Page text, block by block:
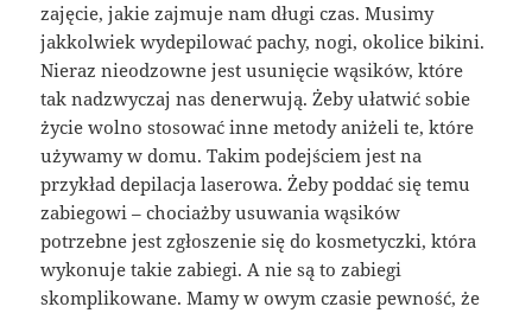
zajęcie, jakie zajmuje nam długi czas. Musimy
jakkolwiek wydepilować pachy, nogi, okolice bikini.
Nieraz nieodzowne jest usunięcie wąsików, które
tak nadzwyczaj nas denerwują. Żeby ułatwić sobie
życie wolno stosować inne metody aniżeli te, które
używamy w domu. Takim podejściem jest na
przykład depilacja laserowa. Żeby poddać się temu
zabiegowi – chociażby usuwania wąsików
potrzebne jest zgłoszenie się do kosmetyczki, która
wykonuje takie zabiegi. A nie są to zabiegi
skomplikowane. Mamy w owym czasie pewność, że